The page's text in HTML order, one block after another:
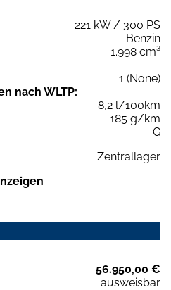
221 kW / 300 PS
Benzin
1.998 cm³
1 (None)
nach WLTP:
8,2 l/100km
185 g/km
G
Zentrallager
56.950,00 €
ausweisbar